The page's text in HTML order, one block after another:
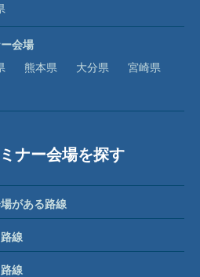
会場
熊本県 大分県
宮崎県
ナー会場を探す
がある路線
線
線